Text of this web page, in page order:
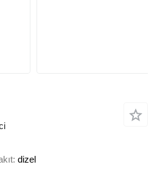
dizel